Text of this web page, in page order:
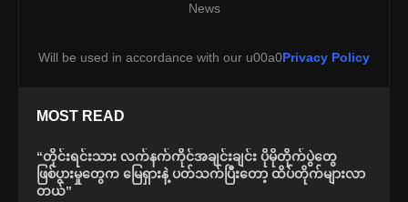
News
Will be used in accordance with our u00a0Privacy Policy
MOST READ
“တိုင်းရင်းသား လက်နက်ကိုင်အချင်းချင်း ပိုမိုတိုက်ပွဲတွေ
ဖြစ်ပွားမှုတွေက မြေရှားနဲ့ ပတ်သက်ပြီးတော့ ထိပ်တိုက်များလာ
တယ်”